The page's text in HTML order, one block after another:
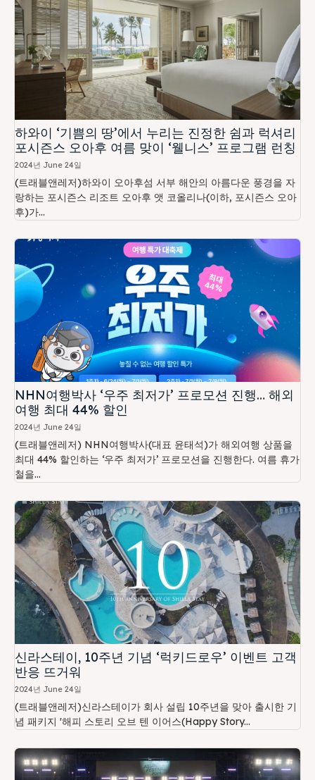
하와이 ‘기쁨의 땅’에서 누리는 진정한 쉼과 럭셔리
포시즌스 오아후 여름 맞이 ‘웰니스’ 프로그램 런칭
2024년 June 24일
(트래블앤레저)하와이 오아후섬 서부 해안의 아름다운 풍경을 자
랑하는 포시즌스 리조트 오아후 앳 코올리나(이하, 포시즌스 오아
후)가...
NHN여행박사 ‘우주 최저가’ 프로모션 진행… 해외
여행 최대 44% 할인
2024년 June 24일
(트래블앤레저) NHN여행박사(대표 윤태석)가 해외여행 상품을
최대 44% 할인하는 ‘우주 최저가’ 프로모션을 진행한다. 여름 휴가
철을...
신라스테이, 10주년 기념 ‘럭키드로우’ 이벤트 고객
반응 뜨거워
2024년 June 24일
(트래블앤레저)신라스테이가 회사 설립 10주년을 맞아 출시한 기
념 패키지 '해피 스토리 오브 텐 이어스(Happy Story...